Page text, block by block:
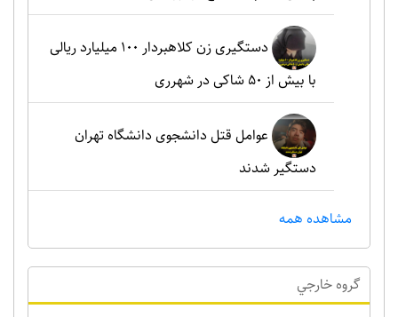
دستگیری زن کلاهبردار ۱۰۰ میلیارد ریالی
با بیش از ۵۰ شاکی در شهرری
عوامل قتل دانشجوی دانشگاه تهران
دستگیر شدند
مشاهده همه
گروه خارجي